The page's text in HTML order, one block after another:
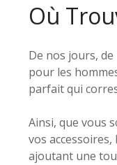
Où
De nos jours,
pour les
parfait qui
Ainsi, que vous
vos
ajoutant une